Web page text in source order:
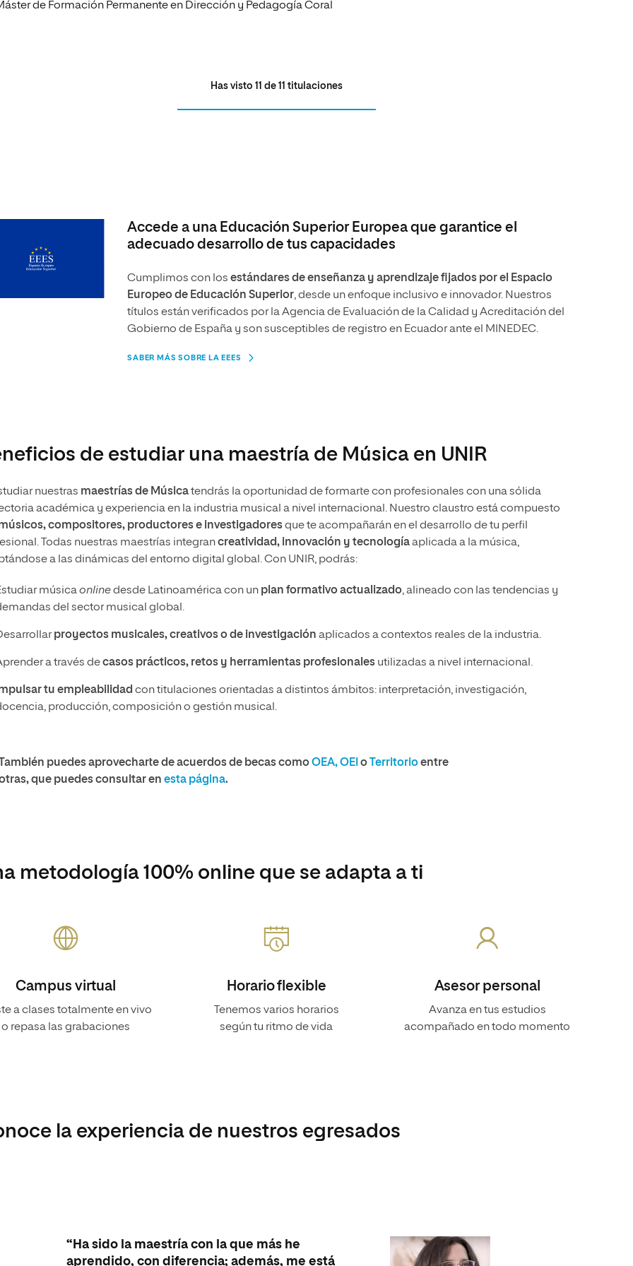
de Formación Permanente en Dirección y Pedagogía Coral
Has visto 11 de 11 titulaciones
Accede a una Educación Superior Europea que garantice el
adecuado desarrollo de tus capacidades
Cumplimos con losestándares de enseñanza y aprendizaje fijados por el Espacio
Europeo de Educación Superior, desde un enfoque inclusivo e innovador. Nuestros
títulos están verificados por la Agencia de Evaluación de la Calidad y Acreditación del
Gobierno de España y son susceptibles de registro en Ecuador ante el MINEDEC.
SABER MÁS SOBRE LA EEES
de estudiar una maestría de Música en UNIR
nuestras maestrías de Músicatendrás la oportunidad de formarte con profesionales con una sólida
académica y experiencia en la industria musical a nivel internacional. Nuestro claustro está compuesto
compositores, productores e investigadoresque te acompañarán en el desarrollo de tu perfil
Todas nuestras maestrías integrancreatividad, innovación y tecnologíaaplicada a la música,
a las dinámicas del entorno digital global. Con UNIR, podrás:
músicaonlinedesde Latinoamérica con un plan formativo actualizado, alineado con las tendencias y
del sector musical global.
proyectos musicales, creativos o de investigación aplicados a contextos reales de la industria.
a través decasos prácticos, retos y herramientas profesionales utilizadas a nivel internacional.
tu empleabilidad con titulaciones orientadas a distintos ámbitos: interpretación, investigación,
producción, composición o gestión musical.
puedes aprovecharte de acuerdos de becas comoOEA,OEI o Territorioentre
que puedes consultar en esta página.
metodología 100% online que se adapta a ti
Campus virtual
a clases totalmente en vivo
o repasa las grabaciones
Horario flexible
Tenemos varios horarios
según tu ritmo de vida
Asesor personal
Avanza en tus estudios
acompañado en todo momento
la experiencia de nuestros egresados
“Ha sido la maestría con la que más he
aprendido, con diferencia; además, me está